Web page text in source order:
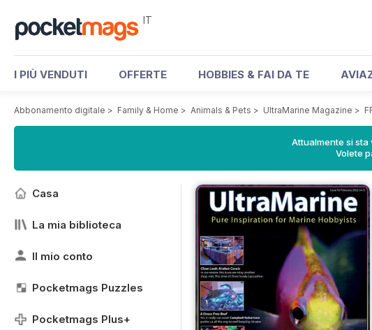
IT
I PIÙ VENDUTI OFFERTE HOBBIES & FAI DA TE
Abbonamento digitale > Family & Home > Animals & Pets > UltraMarine Magazine >
Attualmente si sta
Volete
Casa
La mia biblioteca
Il mio conto
Pocketmags Puzzles
Pocketmags Plus+